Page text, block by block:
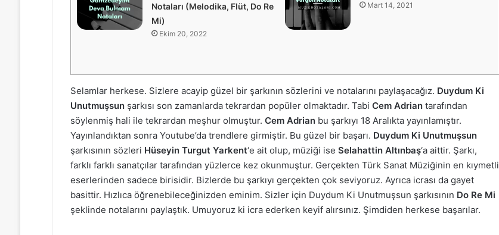
Notaları (Melodika, Flüt, Do Re
Mi)
Ekim 20, 2022
Mart 14, 2021
Selamlar herkese. Sizlere acayip güzel bir şarkının sözlerini ve notalarını paylaşacağız. Duydum Ki
Unutmuşsunşarkısı son zamanlarda tekrardan popüler olmaktadır. Tabi Cem Adrian tarafından
söylenmiş hali ile tekrardan meşhur olmuştur. Cem Adrianbu şarkıyı 18 Aralıkta yayınlamıştır.
Yayınlandıktan sonra Youtube’da trendlere girmiştir. Bu güzel bir başarı. Duydum Ki Unutmuşsun
şarkısının sözleri Hüseyin Turgut Yarkent‘e ait olup, müziği ise Selahattin Altınbaş‘a aittir. Şarkı,
farklı farklı sanatçılar tarafından yüzlerce kez okunmuştur. Gerçekten Türk Sanat Müziğinin en kıymetli
eserlerinden sadece birisidir. Bizlerde bu şarkıyı gerçekten çok seviyoruz. Ayrıca icrası da gayet
basittir. Hızlıca öğrenebileceğinizden eminim. Sizler için Duydum Ki Unutmuşsun şarkısının Do Re Mi
şeklinde notalarını paylaştık. Umuyoruz ki icra ederken keyif alırsınız. Şimdiden herkese başarılar.